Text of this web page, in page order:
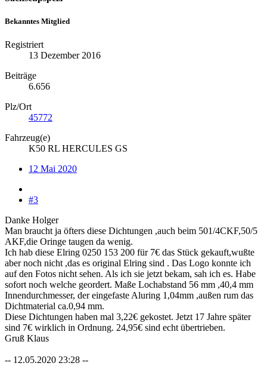
Bekanntes Mitglied
Registriert
13 Dezember 2016
Beiträge
6.656
Plz/Ort
45772
Fahrzeug(e)
K50 RL HERCULES GS
12 Mai 2020
#3
Danke Holger
Man braucht ja öfters diese Dichtungen ,auch beim 501/4CKF,50/5
AKF,die Oringe taugen da wenig.
Ich hab diese Elring 0250 153 200 für 7€ das Stück gekauft,wußte
aber noch nicht ,das es original Elring sind . Das Logo konnte ich
auf den Fotos nicht sehen. Als ich sie jetzt bekam, sah ich es. Habe
sofort noch welche geordert. Maße Lochabstand 56 mm ,40,4 mm
Innendurchmesser, der eingefaste Aluring 1,04mm ,außen rum das
Dichtmaterial ca.0,94 mm.
Diese Dichtungen haben mal 3,22€ gekostet. Jetzt 17 Jahre später
sind 7€ wirklich in Ordnung. 24,95€ sind echt übertrieben.
Gruß Klaus
-- 12.05.2020 23:28 --